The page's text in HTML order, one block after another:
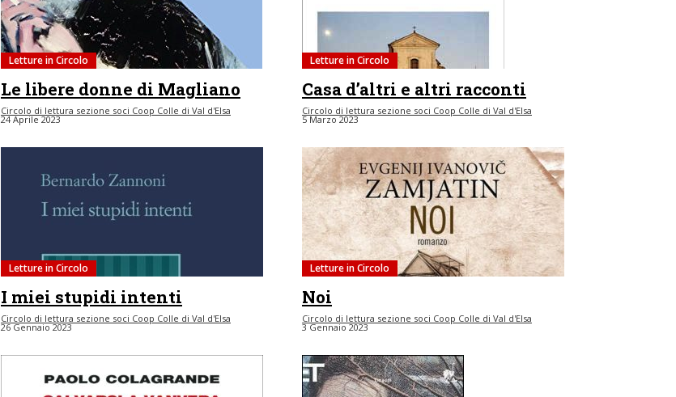
Letture in Circolo
Le libere donne di Magliano
Circolo di lettura sezione soci Coop Colle di Val d'Elsa
24 Aprile 2023
Letture in Circolo
Casa d’altri e altri racconti
Circolo di lettura sezione soci Coop Colle di Val d'Elsa
5 Marzo 2023
Letture in Circolo
I miei stupidi intenti
Circolo di lettura sezione soci Coop Colle di Val d'Elsa
26 Gennaio 2023
Letture in Circolo
Noi
Circolo di lettura sezione soci Coop Colle di Val d'Elsa
3 Gennaio 2023